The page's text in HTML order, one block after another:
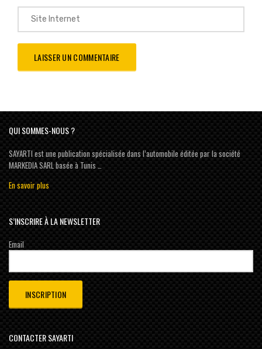
QUI SOMMES-NOUS ?
SAYARTI est une publication spécialisée dans l’automobile éditée par la société
MARKEDIA SARL basée à Tunis …
En savoir plus
S’INSCRIRE À LA NEWSLETTER
Email
CONTACTER SAYARTI